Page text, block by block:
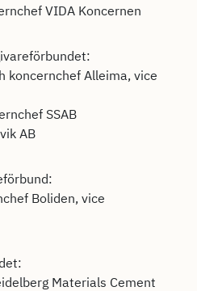
VIDA Koncernen
koncernchef Alleima, vice
SSAB
AB
Boliden, vice
Materials Cement